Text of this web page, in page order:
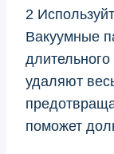
2
Вакуумные
удаляют
поможет